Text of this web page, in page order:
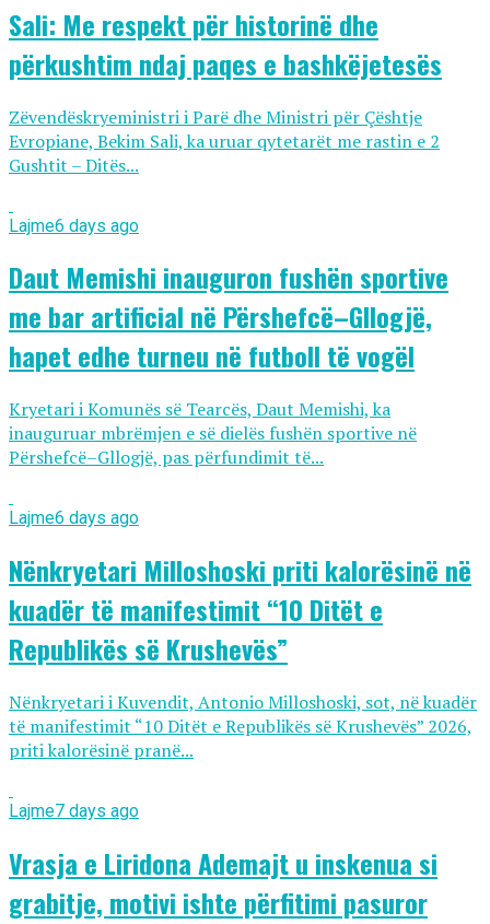
Sali: Me respekt për historinë dhe
përkushtim ndaj paqes e bashkëjetesës
Zëvendëskryeministri i Parë dhe Ministri për Çështje
Evropiane, Bekim Sali, ka uruar qytetarët me rastin e 2
Gushtit – Ditës...
Lajme6 days ago
Daut Memishi inauguron fushën sportive
me bar artificial në Përshefcë–Gllogjë,
hapet edhe turneu në futboll të vogël
Kryetari i Komunës së Tearcës, Daut Memishi, ka
inauguruar mbrëmjen e së dielës fushën sportive në
Përshefcë–Gllogjë, pas përfundimit të...
Lajme6 days ago
Nënkryetari Milloshoski priti kalorësinë në
kuadër të manifestimit “10 Ditët e
Republikës së Krushevës”
Nënkryetari i Kuvendit, Antonio Milloshoski, sot, në kuadër
të manifestimit “10 Ditët e Republikës së Krushevës” 2026,
priti kalorësinë pranë...
Lajme7 days ago
Vrasja e Liridona Ademajt u inskenua si
grabitje, motivi ishte përfitimi pasuror